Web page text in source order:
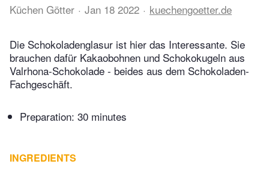
Küchen Götter Jan 18 2022 kuechengoetter.de
Die Schokoladenglasur ist hier das Interessante. Sie
brauchen dafür Kakaobohnen und Schokokugeln aus
Valrhona-Schokolade - beides aus dem Schokoladen-
Fachgeschäft.
Preparation: 30 minutes
INGREDIENTS